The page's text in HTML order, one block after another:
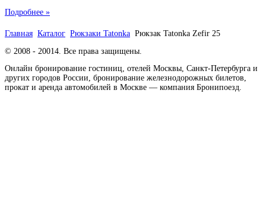
Подробнее »
Главная Каталог Рюкзаки Tatonka Рюкзак Tatonka Zefir 25
© 2008 - 20014. Все права защищены.
Онлайн бронирование гостиниц, отелей Москвы, Санкт-Петербурга и
других городов России, бронирование железнодорожных билетов,
прокат и аренда автомобилей в Москве — компания Бронипоезд.